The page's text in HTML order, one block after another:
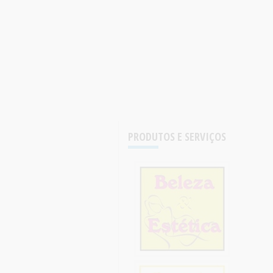
PRODUTOS E SERVIÇOS